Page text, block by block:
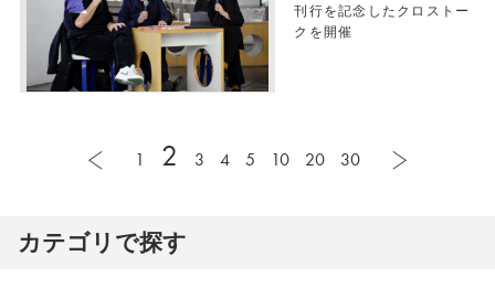
刊行を記念したクロストー
クを開催
1 2 3 4 5 10 20 30
カテゴリで探す